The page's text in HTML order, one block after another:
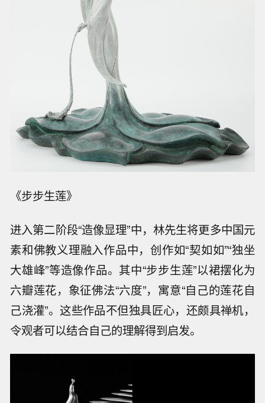
《步步生莲》
进入第二阶段“造像显理”中，林先生将更多中国元
素和佛教义理融入作品中，创作如“契如如”“独坐
大雄峰”等造像作品。其中“步步生莲”以裙摆化为
六瓣莲花，象征佛法“六度”，寓意“自己的莲花自
己浇灌”。这些作品不但独具匠心，还颇具禅机，
令观者可以结合自己的理解得到启发。